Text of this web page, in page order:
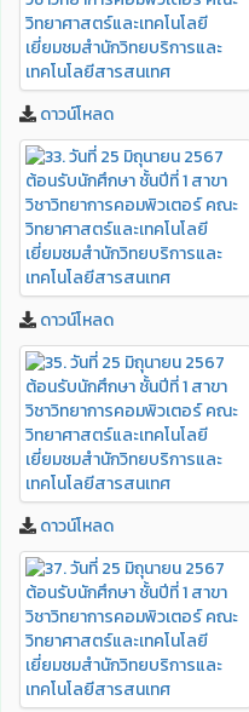
ดาวน์โหลด
ดาวน์โหลด
ดาวน์โหลด